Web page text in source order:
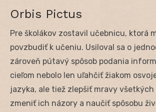
Orbis Pictus
Pre školákov zostavil učebnicu, ktorá
povzbudiť k učeniu. Usiloval sa o
zároveň pútavý spôsob podania
cieľom nebolo len uľahčiť žiakom
jazyka, ale tiež zlepšiť mravy všetkých
zmeniť ich názory a naučiť spôsobu